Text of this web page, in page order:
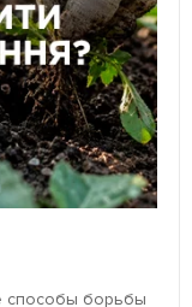
способы борьбы